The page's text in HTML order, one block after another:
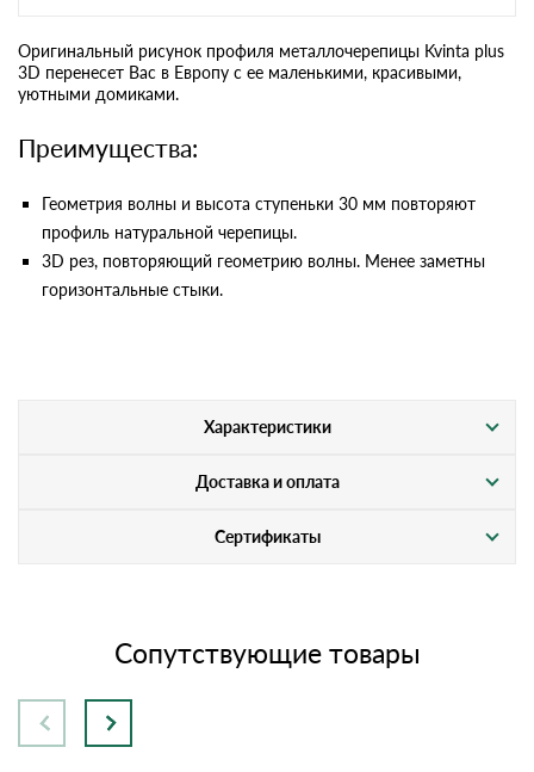
Оригинальный рисунок профиля металлочерепицы Kvinta plus
3D перенесет Вас в Европу с ее маленькими, красивыми,
уютными домиками.
Преимущества:
Геометрия волны и высота ступеньки 30 мм повторяют
профиль натуральной черепицы.
3D рез, повторяющий геометрию волны. Менее заметны
горизонтальные стыки.
Характеристики
Доставка и оплата
Сертификаты
Сопутствующие товары